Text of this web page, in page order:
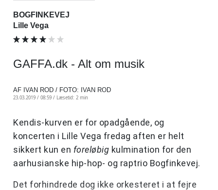
BOGFINKEVEJ
Lille Vega
GAFFA.dk - Alt om musik
AF IVAN ROD / FOTO: IVAN ROD
23.03.2019 / 08:59 / Læsetid: 2 min
Kendis-kurven er for opadgående, og
koncerten i Lille Vega fredag aften er helt
sikkert kun en foreløbig kulmination for den
aarhusianske hip-hop- og raptrio Bogfinkevej.
Det forhindrede dog ikke orkesteret i at fejre